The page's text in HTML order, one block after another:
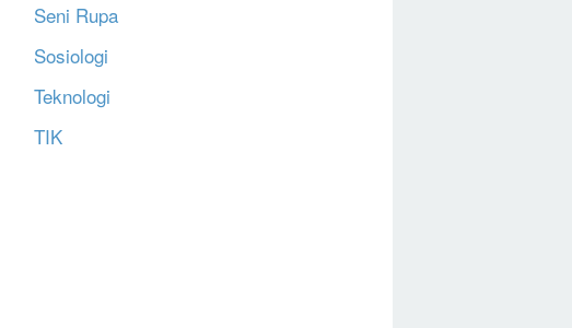
Seni Rupa
Sosiologi
Teknologi
TIK